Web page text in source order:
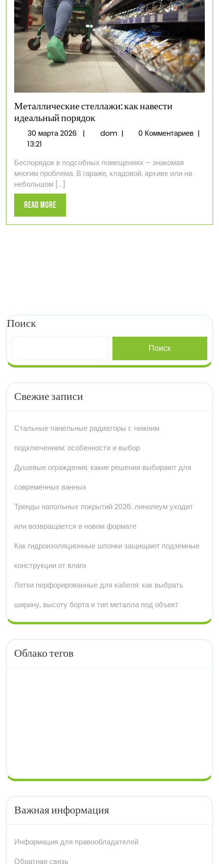
Металлические стеллажи: как навести
идеальный порядок
30 марта 202630| domМеталлические
навести
идеальный
| 0 Комментариев |
13:21
Беспорядок в подсобных помещениях – знакомая
многим проблема. В гараже, кладовой, архиве или на
небольшом [...]
Read MoreRead
More
Поиск
Поиск
Свежие записи
Стальные панельные радиаторы с нижним
подключением: особенности и выбор
Душевые ограждения: какие решения выбирают для
современных ванных
Тренды напольных покрытий 2026: линолеум уходит
или возвращается в новом формате
Как гидроизоляционные шпонки защищают подземные
конструкции от влаги
Лотки перфорированные для кабеля: как выбрать
ширину, высоту борта и тип металла под объект
Облако тегов
Важная информация
Информация для правообладателей
Обратная связь